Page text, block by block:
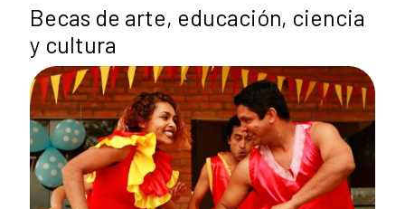
Becas de arte, educación, ciencia
y cultura